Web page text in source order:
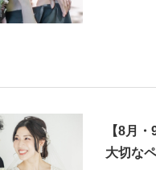
通常
靱公園は
なんと徒
【8月
大切な